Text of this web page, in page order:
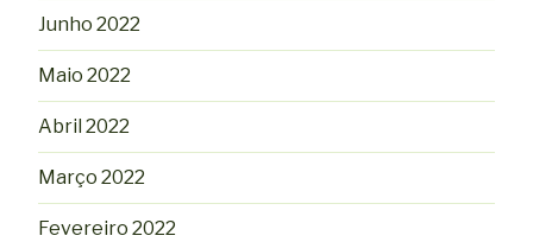
Junho 2022
Maio 2022
Abril 2022
Março 2022
Fevereiro 2022